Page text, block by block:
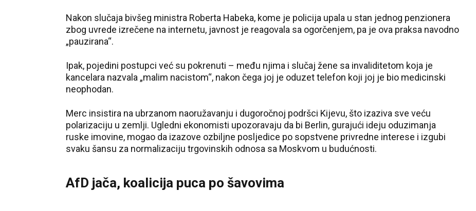
Nakon slučaja bivšeg ministra Roberta Habeka, kome je policija upala u stan jednog penzionera
zbog uvrede izrečene na internetu, javnost je reagovala sa ogorčenjem, pa je ova praksa navodno
„pauzirana“.
Ipak, pojedini postupci već su pokrenuti – među njima i slučaj žene sa invaliditetom koja je
kancelara nazvala „malim nacistom“, nakon čega joj je oduzet telefon koji joj je bio medicinski
neophodan.
Merc insistira na ubrzanom naoružavanju i dugoročnoj podršci Kijevu, što izaziva sve veću
polarizaciju u zemlji. Ugledni ekonomisti upozoravaju da bi Berlin, gurajući ideju oduzimanja
ruske imovine, mogao da izazove ozbiljne posljedice po sopstvene privredne interese i izgubi
svaku šansu za normalizaciju trgovinskih odnosa sa Moskvom u budućnosti.
AfD jača, koalicija puca po šavovima